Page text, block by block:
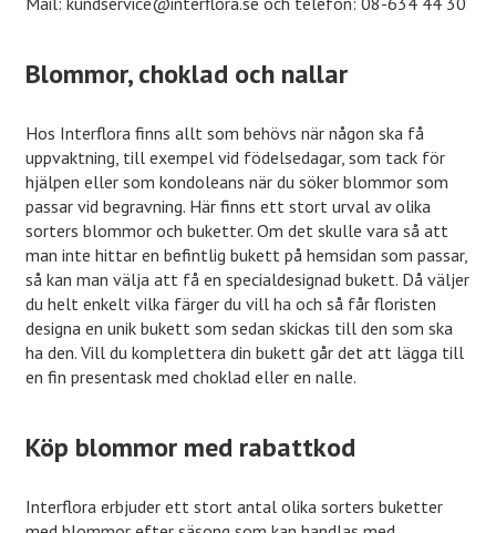
Blommor, choklad och nallar
Hos Interflora finns allt som behövs när någon ska få
uppvaktning, till exempel vid födelsedagar, som tack för
hjälpen eller som kondoleans när du söker blommor som
passar vid begravning. Här finns ett stort urval av olika
sorters blommor och buketter. Om det skulle vara så att
man inte hittar en befintlig bukett på hemsidan som passar,
så kan man välja att få en specialdesignad bukett. Då väljer
du helt enkelt vilka färger du vill ha och så får floristen
designa en unik bukett som sedan skickas till den som ska
ha den. Vill du komplettera din bukett går det att lägga till
en fin presentask med choklad eller en nalle.
Köp blommor med rabattkod
Interflora erbjuder ett stort antal olika sorters buketter